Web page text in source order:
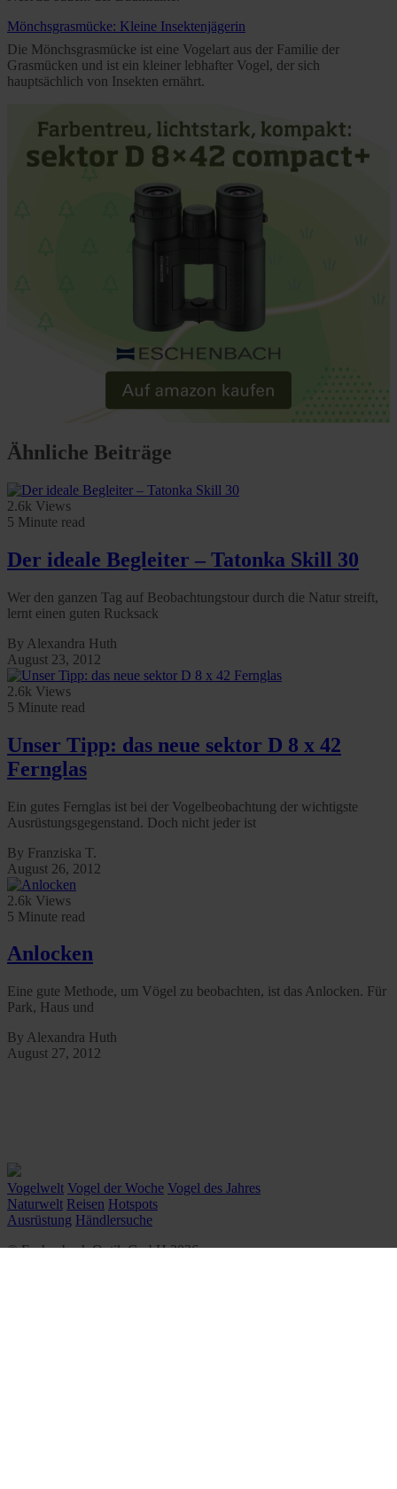
Mönchsgrasmücke: Kleine Insektenjägerin
Die Mönchsgrasmücke ist eine Vogelart aus der Familie der
Grasmücken und ist ein kleiner lebhafter Vogel, der sich
hauptsächlich von Insekten ernährt.
Ähnliche Beiträge
2.6k Views
5 Minute read
Der ideale Begleiter – Tatonka Skill 30
Wer den ganzen Tag auf Beobachtungstour durch die Natur streift,
lernt einen guten Rucksack
By Alexandra Huth
August 23, 2012
2.6k Views
5 Minute read
Unser Tipp: das neue sektor D 8 x 42
Fernglas
Ein gutes Fernglas ist bei der Vogelbeobachtung der wichtigste
Ausrüstungsgegenstand. Doch nicht jeder ist
By Franziska T.
August 26, 2012
2.6k Views
5 Minute read
Anlocken
Eine gute Methode, um Vögel zu beobachten, ist das Anlocken. Für
Park, Haus und
By Alexandra Huth
August 27, 2012
Vogelwelt Vogel der Woche Vogel des Jahres
Naturwelt Reisen Hotspots
Ausrüstung Händlersuche
© Eschenbach Optik GmbH 2026